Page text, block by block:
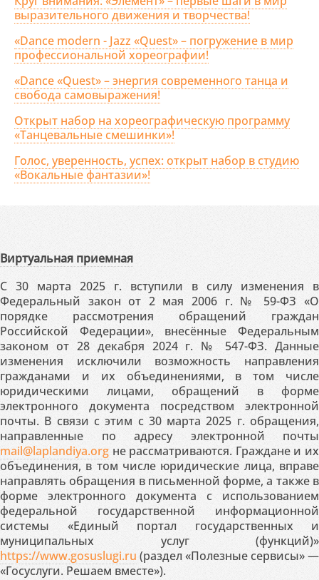
выразительного движения и творчества!
«Dance modern - Jazz «Quest» – погружение в мир
профессиональной хореографии!
«Dance «Quest» – энергия современного танца и
свобода самовыражения!
Открыт набор на хореографическую программу
«Танцевальные смешинки»!
Голос, уверенность, успех: открыт набор в студию
«Вокальные фантазии»!
Виртуальная приемная
С 30 марта 2025 г. вступили в силу изменения в
Федеральный закон от 2 мая 2006 г. № 59-ФЗ «О
порядке рассмотрения обращений граждан
Российской Федерации», внесённые Федеральным
законом от 28 декабря 2024 г. № 547-ФЗ. Данные
изменения исключили возможность направления
гражданами и их объединениями, в том числе
юридическими лицами, обращений в форме
электронного документа посредством электронной
почты. В связи с этим с 30 марта 2025 г. обращения,
направленные по адресу электронной почты
mail@laplandiya.org не рассматриваются. Граждане и их
объединения, в том числе юридические лица, вправе
направлять обращения в письменной форме, а также в
форме электронного документа с использованием
федеральной государственной информационной
системы «Единый портал государственных и
муниципальных услуг (функций)»
https://www.gosuslugi.ru (раздел «Полезные сервисы» —
«Госуслуги. Решаем вместе»).